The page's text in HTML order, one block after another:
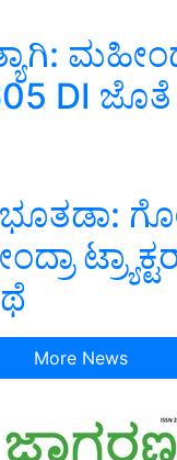
DI
More News